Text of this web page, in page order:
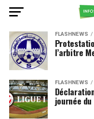
FLASHNEWS
l’arbitre
FLASHNEWS
journée